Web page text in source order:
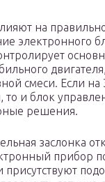
на
электронного
смеси. Если на
и блок
решения.
заслонка
прибор
присутствуют